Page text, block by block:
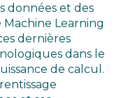
données et des
Learning
dernières
dans le
de calcul.